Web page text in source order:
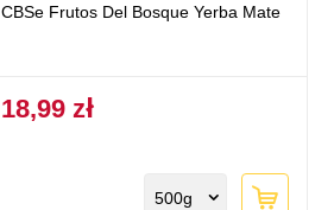
CBSe Frutos Del Bosque Yerba Mate
18,99 zł
500g